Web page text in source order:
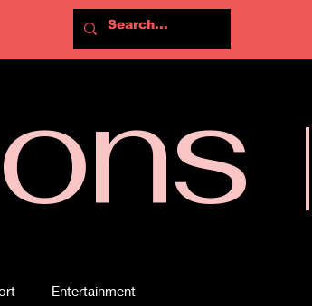
Entertainment